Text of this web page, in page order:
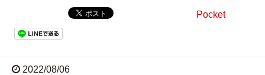
Pocket
2022/08/06